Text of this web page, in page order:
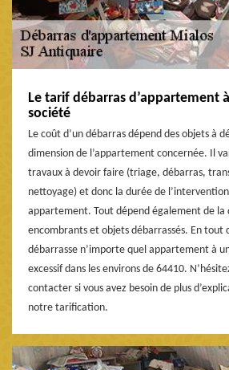
Le tarif débarras d’appartement
société
Le coût d’un débarras dépend des objets à
dimension de l’appartement concernée. Il
travaux à devoir faire (triage, débarras,
nettoyage) et donc la durée de
appartement. Tout dépend également de la
encombrants et objets débarrassés. En tout
débarrasse n’importe quel appartement à
excessif dans les environs de 64410.
contacter si vous avez besoin de plus
notre tarification.